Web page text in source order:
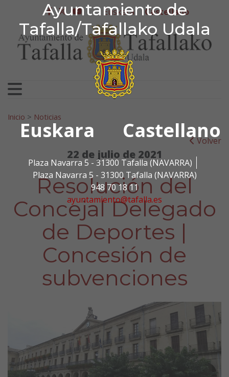
Ayuntamiento de
Tafalla/Tafallako Udala
Euskara Castellano
Plaza Navarra 5 - 31300 Tafalla (NAVARRA)
Plaza Navarra 5 - 31300 Tafalla (NAVARRA)
948 70 18 11
ayuntamiento@tafalla.es
Ir al contenido
Ayuntamiento de
facebook
twitter
youtube
Euskera Castellano
Search for:
Inicio > Noticias
Volver
22 de julio de 2021
Resolución del
Concejal Delegado
de Deportes |
Concesión de
subvenciones